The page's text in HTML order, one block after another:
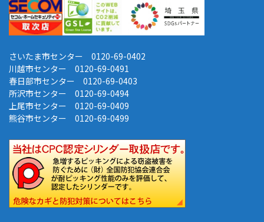
さいたま市センター 0120-69-0402
川越市センター 0120-69-0491
春日部市センター 0120-69-0403
所沢市センター 0120-69-0494
上尾市センター 0120-69-0409
熊谷市センター 0120-69-0499